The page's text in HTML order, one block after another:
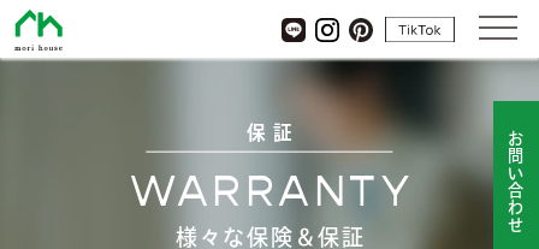
LINE Instagram
pinterest tiktok
保 証
WARRANTY
様々な保険＆保証
お問い合わせ